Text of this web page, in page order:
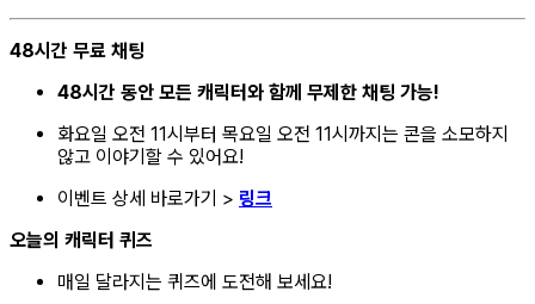
48시간 무료 채팅
48시간 동안 모든 캐릭터와 함께 무제한 채팅 가능!
화요일 오전 11시부터 목요일 오전 11시까지는 콘을 소모하지
않고 이야기할 수 있어요!
이벤트 상세 바로가기 > 링크
오늘의 캐릭터 퀴즈
매일 달라지는 퀴즈에 도전해 보세요!